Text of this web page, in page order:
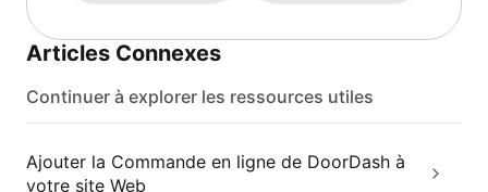
Articles Connexes
Continuer à explorer les ressources utiles
Ajouter la Commande en ligne de DoorDash à
votre site Web